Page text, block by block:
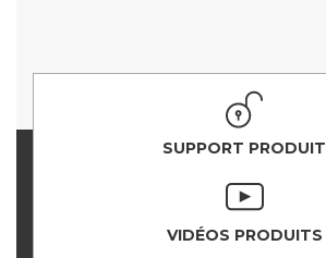
SUPPORT PRODUIT
VIDÉOS PRODUITS